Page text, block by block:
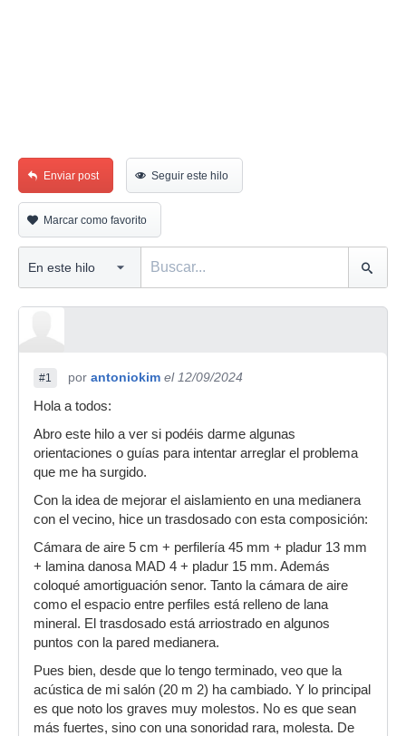
Enviar post Seguir este hilo
Marcar como favorito
#1 por antoniokim el 12/09/2024
Hola a todos:
Abro este hilo a ver si podéis darme algunas
orientaciones o guías para intentar arreglar el problema
que me ha surgido.
Con la idea de mejorar el aislamiento en una medianera
con el vecino, hice un trasdosado con esta composición:
Cámara de aire 5 cm + perfilería 45 mm + pladur 13 mm
+ lamina danosa MAD 4 + pladur 15 mm. Además
coloqué amortiguación senor. Tanto la cámara de aire
como el espacio entre perfiles está relleno de lana
mineral. El trasdosado está arriostrado en algunos
puntos con la pared medianera.
Pues bien, desde que lo tengo terminado, veo que la
acústica de mi salón (20 m 2) ha cambiado. Y lo principal
es que noto los graves muy molestos. No es que sean
más fuertes, sino con una sonoridad rara, molesta. De